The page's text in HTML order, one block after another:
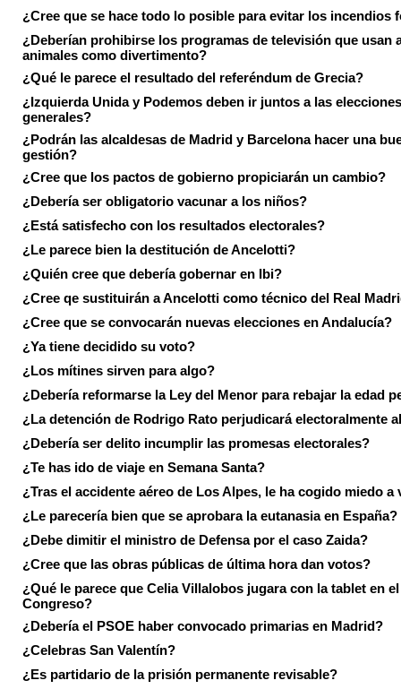
¿Cree que se hace todo lo posible para evitar los incendios
¿Deberían prohibirse los programas de televisión que usan
animales como divertimento?
¿Qué le parece el resultado del referéndum de Grecia?
¿Izquierda Unida y Podemos deben ir juntos a las elecciones
generales?
¿Podrán las alcaldesas de Madrid y Barcelona hacer una
gestión?
¿Cree que los pactos de gobierno propiciarán un cambio?
¿Debería ser obligatorio vacunar a los niños?
¿Está satisfecho con los resultados electorales?
¿Le parece bien la destitución de Ancelotti?
¿Quién cree que debería gobernar en Ibi?
¿Cree qe sustituirán a Ancelotti como técnico del Real
¿Cree que se convocarán nuevas elecciones en Andalucía?
¿Ya tiene decidido su voto?
¿Los mítines sirven para algo?
¿Debería reformarse la Ley del Menor para rebajar la edad
¿La detención de Rodrigo Rato perjudicará electoralmente
¿Debería ser delito incumplir las promesas electorales?
¿Te has ido de viaje en Semana Santa?
¿Tras el accidente aéreo de Los Alpes, le ha cogido miedo a
¿Le parecería bien que se aprobara la eutanasia en España?
¿Debe dimitir el ministro de Defensa por el caso Zaida?
¿Cree que las obras públicas de última hora dan votos?
¿Qué le parece que Celia Villalobos jugara con la tablet en el
Congreso?
¿Debería el PSOE haber convocado primarias en Madrid?
¿Celebras San Valentín?
¿Es partidario de la prisión permanente revisable?